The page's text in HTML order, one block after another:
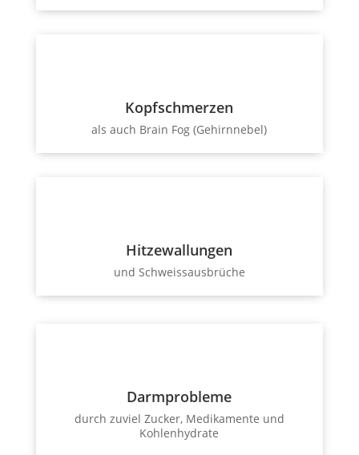
Kopfschmerzen
als auch Brain Fog (Gehirnnebel)
Hitzewallungen
und Schweissausbrüche
Darmprobleme
durch zuviel Zucker, Medikamente und
Kohlenhydrate